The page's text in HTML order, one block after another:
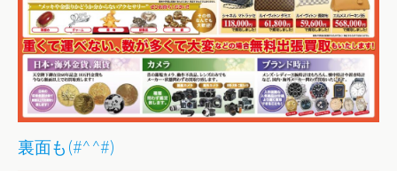
裏面も(#^^#)